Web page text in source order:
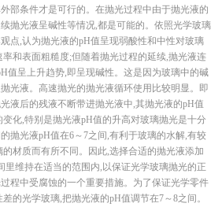
部条件才是可行的。在抛光过程中由于抛光液的
抛光液呈碱性等情况,都是可能的。依照光学玻璃
点,认为抛光液的pH值呈现弱酸性和中性对玻璃
和表面粗糙度;但随着抛光过程的延续,抛光液连
值呈上升趋势,即呈现碱性。这是因为玻璃中的碱
光液。高速抛光的抛光液循环使用比较明显。即
液后的残液不断带进抛光液中,其抛光液的pH值
化,特别是抛光液pH值的升高对玻璃抛光是十分
抛光液pH值在6～7之间,有利于玻璃的水解,有较
材质而有所不同。因此,选择合适的抛光液添加
里维持在适当的范围内,以保证光学玻璃抛光的正
程中受腐蚀的一个重要措施。为了保证光学零件
的光学玻璃,把抛光液的pH值调节在7～8之间。